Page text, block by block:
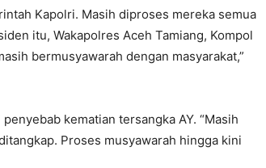
Kapolri. Masih diproses mereka semua
itu, Wakapolres Aceh Tamiang, Kompol
bermusyawarah dengan masyarakat,”
kematian tersangka AY. “Masih
Proses musyawarah hingga kini